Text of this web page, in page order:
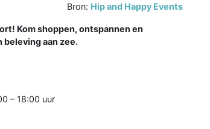
Bron: Hip and Happy Events
Kom shoppen, ontspannen en
aan zee.
– 18:00 uur